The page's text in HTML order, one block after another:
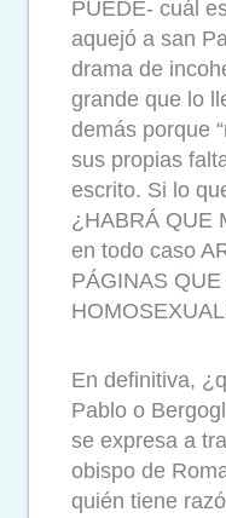
PUEDE- cuál
aquejó a san
drama de
grande que lo
demás porque
sus propias
escrito. Si lo
¿HABRÁ QUE
en todo caso
PÁGINAS
En definitiva,
Pablo o
se expresa a
obispo de
quién tiene